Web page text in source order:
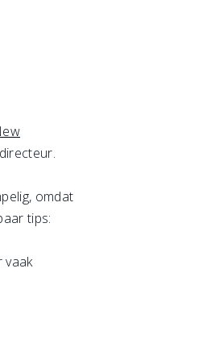
omdat
tips:
vaak